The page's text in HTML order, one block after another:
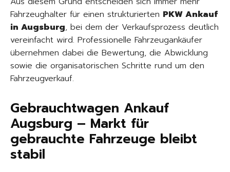
Fahrzeughalter für einen strukturierten PKW Ankauf
in Augsburg, bei dem der Verkaufsprozess deutlich
vereinfacht wird. Professionelle Fahrzeugankäufer
übernehmen dabei die Bewertung, die Abwicklung
sowie die organisatorischen Schritte rund um den
Fahrzeugverkauf.
Gebrauchtwagen Ankauf
Augsburg – Markt für
gebrauchte Fahrzeuge bleibt
stabil